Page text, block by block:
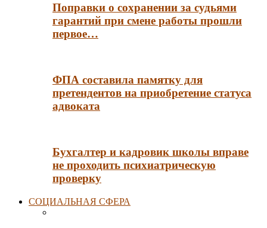
Поправки о сохранении за судьями
гарантий при смене работы прошли
первое…
ФПА составила памятку для
претендентов на приобретение статуса
адвоката
Бухгалтер и кадровик школы вправе
не проходить психиатрическую
проверку
СОЦИАЛЬНАЯ СФЕРА